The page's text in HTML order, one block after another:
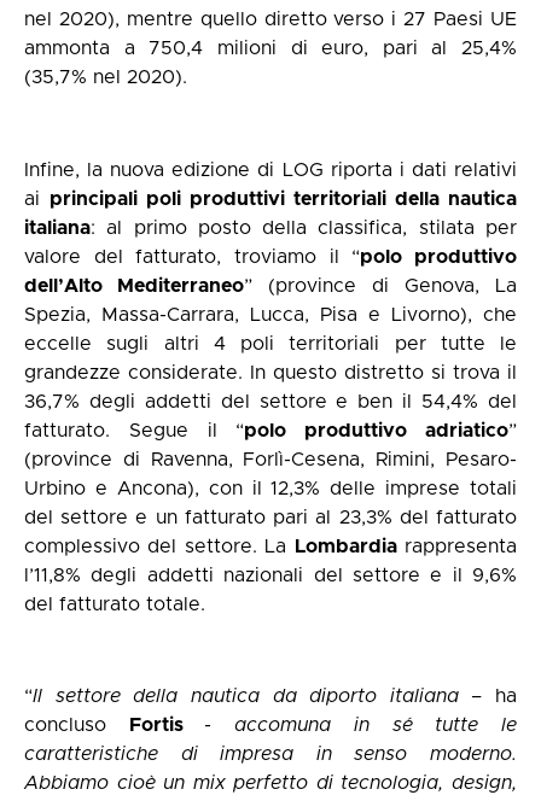
nel 2020), mentre quello diretto verso i 27 Paesi UE
ammonta a 750,4 milioni di euro, pari al 25,4%
(35,7% nel 2020).
Infine, la nuova edizione di LOG riporta i dati relativi
ai principali poli produttivi territoriali della nautica
italiana: al primo posto della classifica, stilata per
valore del fatturato, troviamo il “polo produttivo
dell’Alto Mediterraneo” (province di Genova, La
Spezia, Massa-Carrara, Lucca, Pisa e Livorno), che
eccelle sugli altri 4 poli territoriali per tutte le
grandezze considerate. In questo distretto si trova il
36,7% degli addetti del settore e ben il 54,4% del
fatturato. Segue il “polo produttivo adriatico”
(province di Ravenna, Forlì-Cesena, Rimini, Pesaro-
Urbino e Ancona), con il 12,3% delle imprese totali
del settore e un fatturato pari al 23,3% del fatturato
complessivo del settore. La Lombardiarappresenta
l’11,8% degli addetti nazionali del settore e il 9,6%
del fatturato totale.
“Il settore della nautica da diporto italiana –
ha
concluso
Fortis
- accomuna in sé tutte le
caratteristiche di impresa in senso moderno.
Abbiamo cioè un mix perfetto di tecnologia, design,